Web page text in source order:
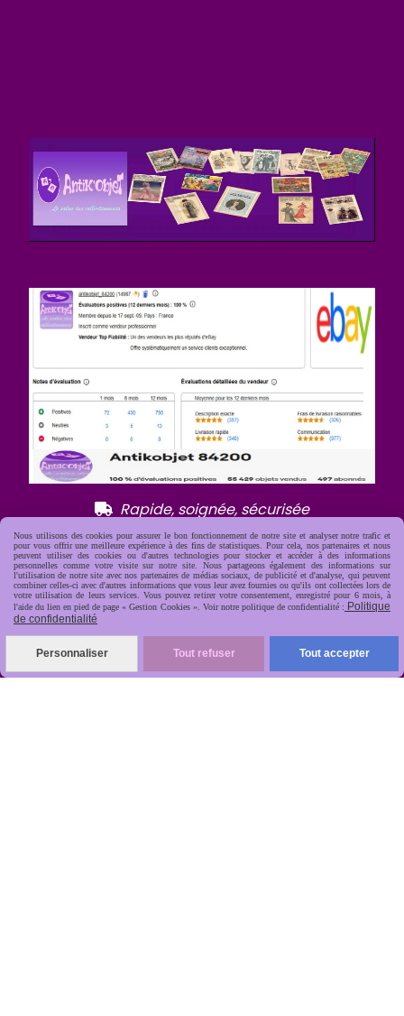
 Rapide, soignée, sécurisée
Nous utilisons des cookies pour assurer le bon fonctionnement de notre site et analyser notre trafic et
pour vous offrir une meilleure expérience à des fins de statistiques. Pour cela, nos partenaires et nous
peuvent utiliser des cookies ou d'autres technologies pour stocker et accéder à des informations
personnelles comme votre visite sur notre site. Nous partageons également des informations sur
l'utilisation de notre site avec nos partenaires de médias sociaux, de publicité et d'analyse, qui peuvent
combiner celles-ci avec d'autres informations que vous leur avez fournies ou qu'ils ont collectées lors de
votre utilisation de leurs services. Vous pouvez retirer votre consentement, enregistré pour 6 mois, à
l'aide du lien en pied de page « Gestion Cookies ». Voir notre politique de confidentialité : Politique
de confidentialité
Personnaliser Tout refuser Tout accepter